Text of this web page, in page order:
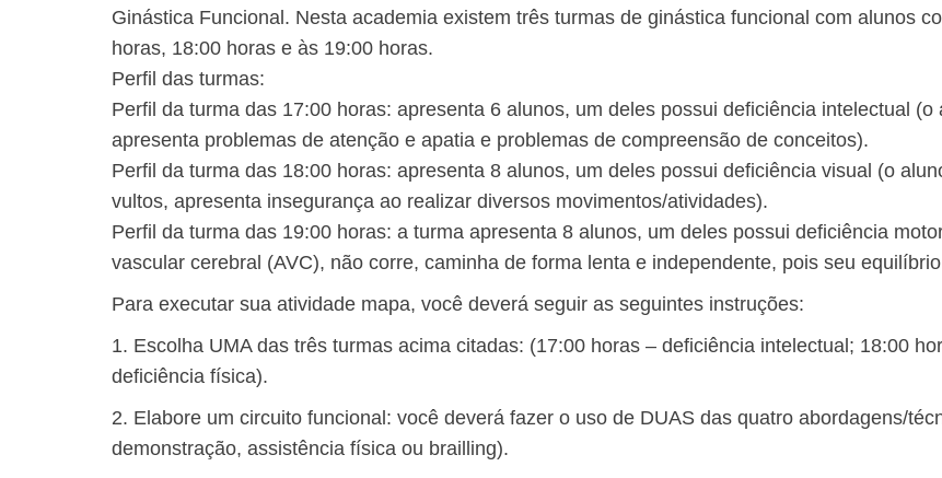
Ginástica Funcional. Nesta academia existem três turmas de ginástica funcional com alunos
horas, 18:00 horas e às 19:00 horas.
Perfil das turmas:
Perfil da turma das 17:00 horas: apresenta 6 alunos, um deles possui deficiência intelectual
apresenta problemas de atenção e apatia e problemas de compreensão de conceitos).
Perfil da turma das 18:00 horas: apresenta 8 alunos, um deles possui deficiência visual (o
vultos, apresenta insegurança ao realizar diversos movimentos/atividades).
Perfil da turma das 19:00 horas: a turma apresenta 8 alunos, um deles possui deficiência
vascular cerebral (AVC), não corre, caminha de forma lenta e independente, pois seu
Para executar sua atividade mapa, você deverá seguir as seguintes instruções:
1. Escolha UMA das três turmas acima citadas: (17:00 horas – deficiência intelectual; 18:00
deficiência física).
2. Elabore um circuito funcional: você deverá fazer o uso de DUAS das quatro abordagens/
demonstração, assistência física ou brailling).